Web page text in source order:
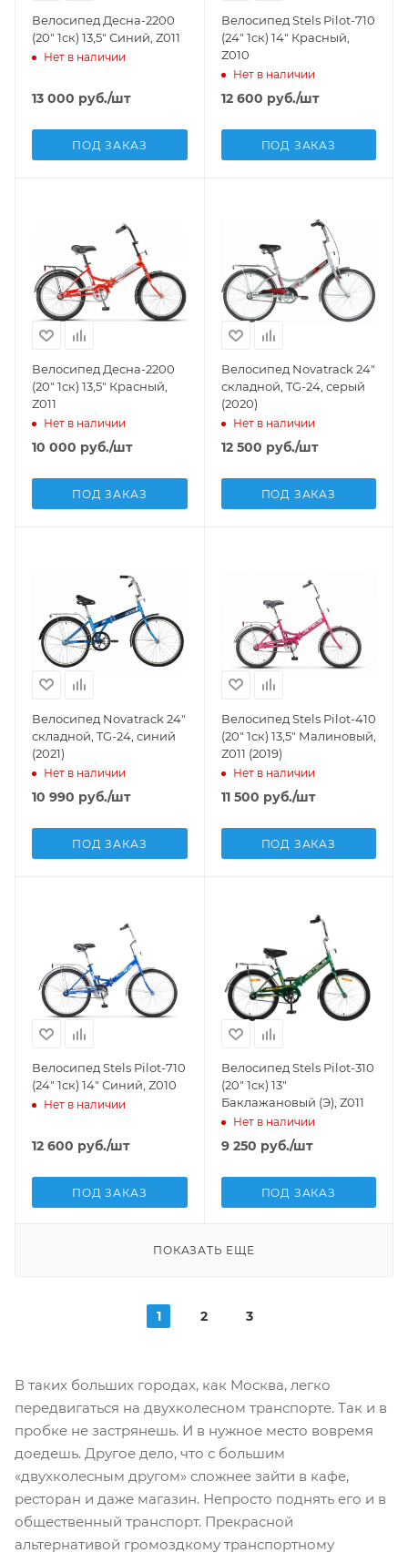
Велосипед Десна-2200
(20" 1ск) 13,5" Синий, Z011
Нет в наличии
13 000 руб./шт
ПОД ЗАКАЗ
Велосипед Stels Pilot-710
(24" 1ск) 14" Красный,
Z010
Нет в наличии
12 600 руб./шт
ПОД ЗАКАЗ
Велосипед Десна-2200
(20" 1ск) 13,5" Красный,
Z011
Нет в наличии
10 000 руб./шт
ПОД ЗАКАЗ
Велосипед Novatrack 24"
складной, TG-24, серый
(2020)
Нет в наличии
12 500 руб./шт
ПОД ЗАКАЗ
Велосипед Novatrack 24"
складной, TG-24, синий
(2021)
Нет в наличии
10 990 руб./шт
ПОД ЗАКАЗ
Велосипед Stels Pilot-410
(20" 1ск) 13,5" Малиновый,
Z011 (2019)
Нет в наличии
11 500 руб./шт
ПОД ЗАКАЗ
Велосипед Stels Pilot-710
(24" 1ск) 14" Синий, Z010
Нет в наличии
12 600 руб./шт
ПОД ЗАКАЗ
Велосипед Stels Pilot-310
(20" 1ск) 13"
Баклажановый (Э), Z011
Нет в наличии
9 250 руб./шт
ПОД ЗАКАЗ
ПОКАЗАТЬ ЕЩЕ
1 2 3
В таких больших городах, как Москва, легко
передвигаться на двухколесном транспорте. Так и в
пробке не застрянешь. И в нужное место вовремя
доедешь. Другое дело, что с большим
«двухколесным другом» сложнее зайти в кафе,
ресторан и даже магазин. Непросто поднять его и в
общественный транспорт. Прекрасной
альтернативой громоздкому транспортному